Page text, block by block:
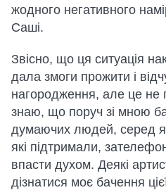
жодного негативного
Саші.
Звісно, що ця ситуація
дала змоги прожити і
нагородження, але це
знаю, що поруч зі мною
думаючих людей, серед
які підтримали,
впасти духом. Деякі
дізнатися моє бачення